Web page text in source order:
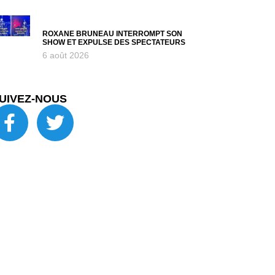
ROXANE BRUNEAU INTERROMPT SON
SHOW ET EXPULSE DES SPECTATEURS
6 août 2026
NOUS